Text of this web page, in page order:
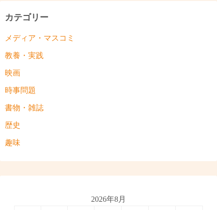
カテゴリー
メディア・マスコミ
教養・実践
映画
時事問題
書物・雑誌
歴史
趣味
2026年8月